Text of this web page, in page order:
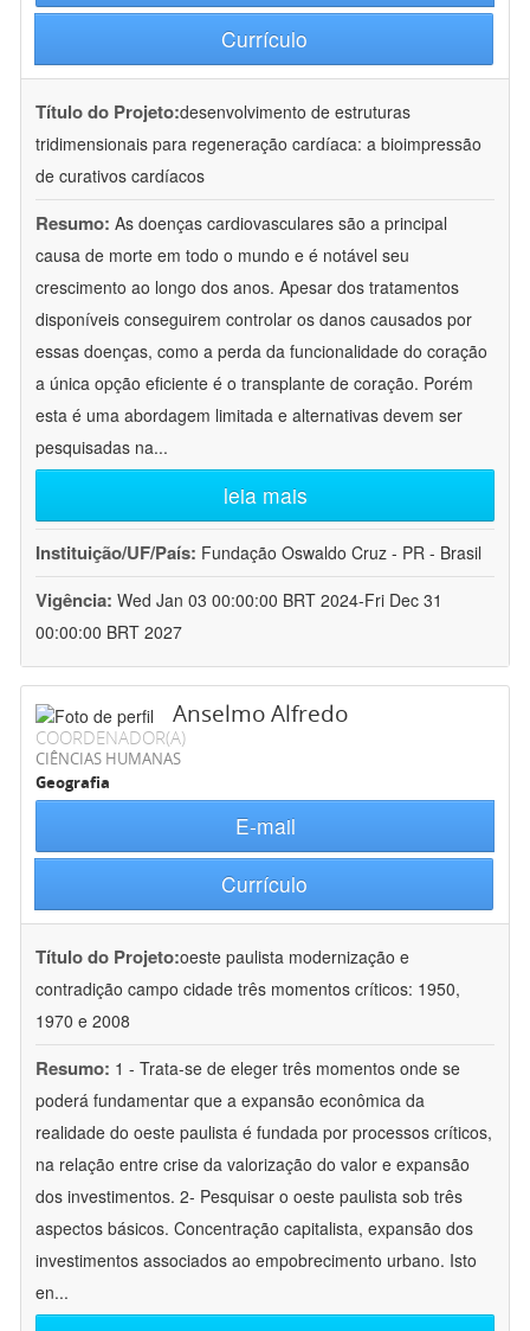
Currículo
Título do Projeto:desenvolvimento de estruturas
tridimensionais para regeneração cardíaca: a bioimpressão
de curativos cardíacos
Resumo: As doenças cardiovasculares são a principal
causa de morte em todo o mundo e é notável seu
crescimento ao longo dos anos. Apesar dos tratamentos
disponíveis conseguirem controlar os danos causados por
essas doenças, como a perda da funcionalidade do coração
a única opção eficiente é o transplante de coração. Porém
esta é uma abordagem limitada e alternativas devem ser
pesquisadas na...
leia mais
Instituição/UF/País: Fundação Oswaldo Cruz - PR - Brasil
Vigência: Wed Jan 03 00:00:00 BRT 2024-Fri Dec 31
00:00:00 BRT 2027
Anselmo Alfredo
COORDENADOR(A)
CIÊNCIAS HUMANAS
Geografia
E-mail
Currículo
Título do Projeto:oeste paulista modernização e
contradição campo cidade três momentos críticos: 1950,
1970 e 2008
Resumo: 1 - Trata-se de eleger três momentos onde se
poderá fundamentar que a expansão econômica da
realidade do oeste paulista é fundada por processos críticos,
na relação entre crise da valorização do valor e expansão
dos investimentos. 2- Pesquisar o oeste paulista sob três
aspectos básicos. Concentração capitalista, expansão dos
investimentos associados ao empobrecimento urbano. Isto
en...